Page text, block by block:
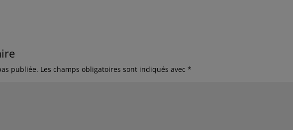
publiée. Les champs obligatoires sont indiqués avec*